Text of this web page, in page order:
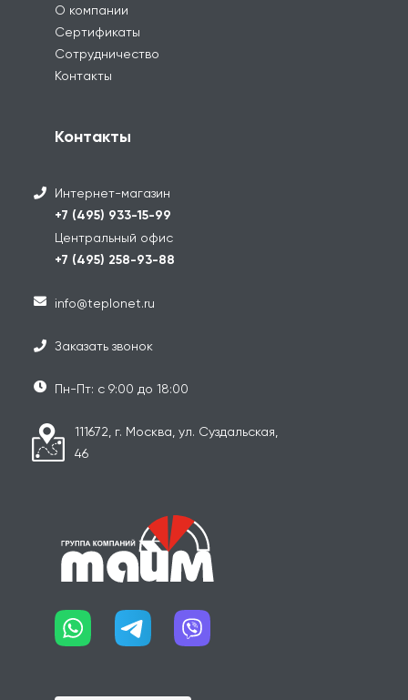
О компании
Сертификаты
Сотрудничество
Контакты
Контакты
Интернет-магазин
+7 (495) 933-15-99
Центральный офис
+7 (495) 258-93-88
info@teplonet.ru
Заказать звонок
Пн-Пт: с 9:00 до 18:00
111672, г. Москва, ул. Суздальская,
46